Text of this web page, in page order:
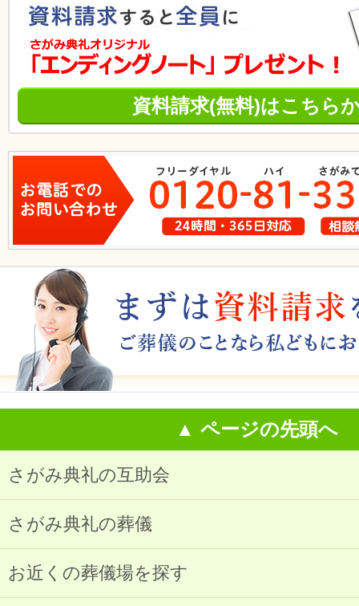
資料請求(無料)はこちら
▲ ページの先頭へ
さがみ典礼の互助会
さがみ典礼の葬儀
お近くの葬儀場を探す